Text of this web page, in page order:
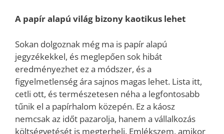
A papír alapú világ bizony kaotikus lehet
Sokan dolgoznak még ma is papír alapú
jegyzékekkel, és meglepően sok hibát
eredményezhet ez a módszer, és a
figyelmetlenség ára sajnos magas lehet. Lista itt,
cetli ott, és természetesen néha a legfontosabb
tűnik el a papírhalom közepén. Ez a káosz
nemcsak az időt pazarolja, hanem a vállalkozás
költségvetését is megterheli. Emlékszem, amikor